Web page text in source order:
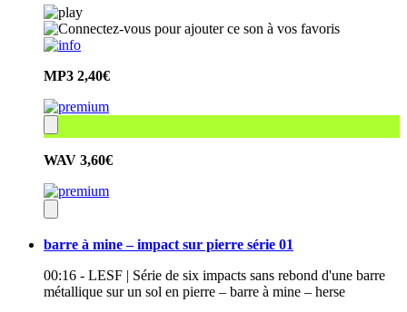
MP3 2,40€
WAV 3,60€
barre à mine – impact sur pierre série 01
00:16 - LESF | Série de six impacts sans rebond d'une barre
métallique sur un sol en pierre – barre à mine – herse